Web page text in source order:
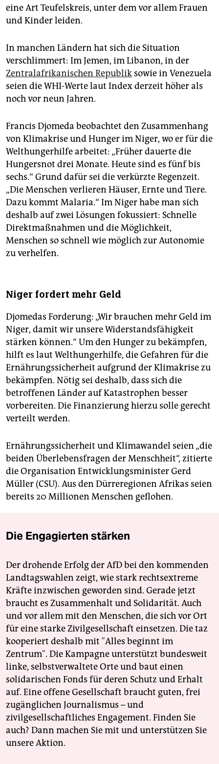
eine Art Teufelskreis, unter dem vor allem Frauen
und Kinder leiden.
In manchen Ländern hat sich die Situation
verschlimmert: Im Jemen, im Libanon, in der
Zentralafrikanischen Republik sowie in Venezuela
seien die WHI-Werte laut Index derzeit höher als
noch vor neun Jahren.
Francis Djomeda beobachtet den Zusammenhang
von Klimakrise und Hunger im Niger, wo er für die
Welthungerhilfe arbeitet: „Früher dauerte die
Hungersnot drei Monate. Heute sind es fünf bis
sechs.“ Grund dafür sei die verkürzte Regenzeit.
„Die Menschen verlieren Häuser, Ernte und Tiere.
Dazu kommt Malaria.“ Im Niger habe man sich
deshalb auf zwei Lösungen fokussiert: Schnelle
Direktmaßnahmen und die Möglichkeit,
Menschen so schnell wie möglich zur Autonomie
zu verhelfen.
Niger fordert mehr Geld
Djomedas Forderung: „Wir brauchen mehr Geld im
Niger, damit wir unsere Widerstandsfähigkeit
stärken können.“ Um den Hunger zu bekämpfen,
hilft es laut Welthungerhilfe, die Gefahren für die
Ernährungssicherheit aufgrund der Klima­krise zu
bekämpfen. Nötig sei deshalb, dass sich die
betroffenen Länder auf Katastrophen besser
vorbereiten. Die Finanzierung hierzu solle gerecht
verteilt werden.
Ernährungssicherheit und Klimawandel seien „die
beiden Überlebensfragen der Menschheit“, zitierte
die Organisation Entwicklungsminister Gerd
Müller (CSU). Aus den Dürreregionen Afrikas seien
bereits 20 Millionen Menschen geflohen.
Die Engagierten stärken
Der drohende Erfolg der AfD bei den kommenden
Landtagswahlen zeigt, wie stark rechtsextreme
Kräfte inzwischen geworden sind. Gerade jetzt
braucht es Zusammenhalt und Solidarität. Auch
und vor allem mit den Menschen, die sich vor Ort
für eine starke Zivilgesellschaft einsetzen. Die taz
kooperiert deshalb mit "Alles beginnt im
Zentrum". Die Kampagne unterstützt bundesweit
linke, selbstverwaltete Orte und baut einen
solidarischen Fonds für deren Schutz und Erhalt
auf. Eine offene Gesellschaft braucht guten, frei
zugänglichen Journalismus – und
zivilgesellschaftliches Engagement. Finden Sie
auch? Dann machen Sie mit und unterstützen Sie
unsere Aktion.